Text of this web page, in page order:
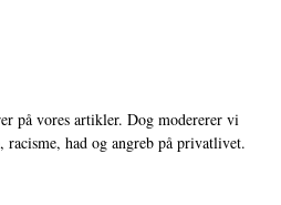
på vores artikler. Dog modererer vi
racisme, had og angreb på privatlivet.